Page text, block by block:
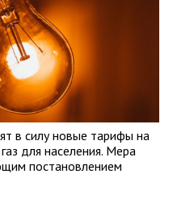
в силу новые тарифы на
для населения. Мера
постановлением